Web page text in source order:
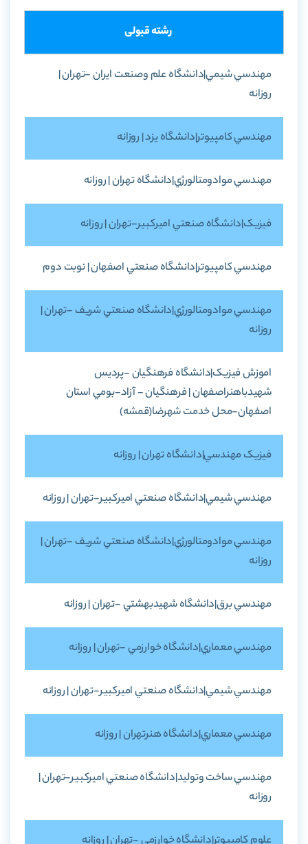
رشته قبولی
مهندسي شيمي|دانشگاه علم وصنعت ايران -تهران |
روزانه
مهندسي کامپيوتر|دانشگاه يزد | روزانه
مهندسي موادومتالورژي|دانشگاه تهران | روزانه
فيزيک|دانشگاه صنعتي اميرکبير-تهران | روزانه
مهندسي کامپيوتر|دانشگاه صنعتي اصفهان | نوبت دوم
مهندسي موادومتالورژي|دانشگاه صنعتي شريف -تهران |
روزانه
اموزش فيزيک|دانشگاه فرهنگيان -پرديس
شهيدباهنراصفهان | فرهنگيان - آزاد-بومي استان
اصفهان-محل خدمت شهرضا(قمشه)
فيزيک مهندسي|دانشگاه تهران | روزانه
مهندسي شيمي|دانشگاه صنعتي اميرکبير-تهران | روزانه
مهندسي موادومتالورژي|دانشگاه صنعتي شريف -تهران |
روزانه
مهندسي برق|دانشگاه شهيدبهشتي -تهران | روزانه
مهندسي معماري|دانشگاه خوارزمي -تهران | روزانه
مهندسي شيمي|دانشگاه صنعتي اميرکبير-تهران | روزانه
مهندسي معماري|دانشگاه هنرتهران | روزانه
مهندسي ساخت وتوليد|دانشگاه صنعتي اميرکبير-تهران |
روزانه